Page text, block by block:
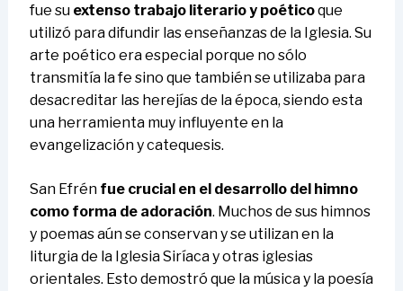
fue su extenso trabajo literario y poéticoque
utilizó para difundir las enseñanzas de la Iglesia. Su
arte poético era especial porque no sólo
transmitía la fe sino que también se utilizaba para
desacreditar las herejías de la época, siendo esta
una herramienta muy influyente en la
evangelización y catequesis.
San Efrén fue crucial en el desarrollo del himno
como forma de adoración. Muchos de sus himnos
y poemas aún se conservan y se utilizan en la
liturgia de la Iglesia Siríaca y otras iglesias
orientales. Esto demostró que la música y la poesía